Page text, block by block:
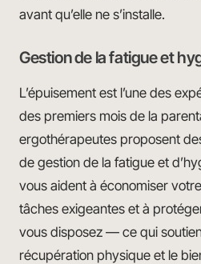
avant qu’elle ne s’installe.
Gestion de la fatigue et
L’épuisement est l’une des
des premiers mois de la
ergothérapeutes proposent
de gestion de la fatigue et
vous aident à économiser
tâches exigeantes et à
vous disposez — ce qui
récupération physique et le